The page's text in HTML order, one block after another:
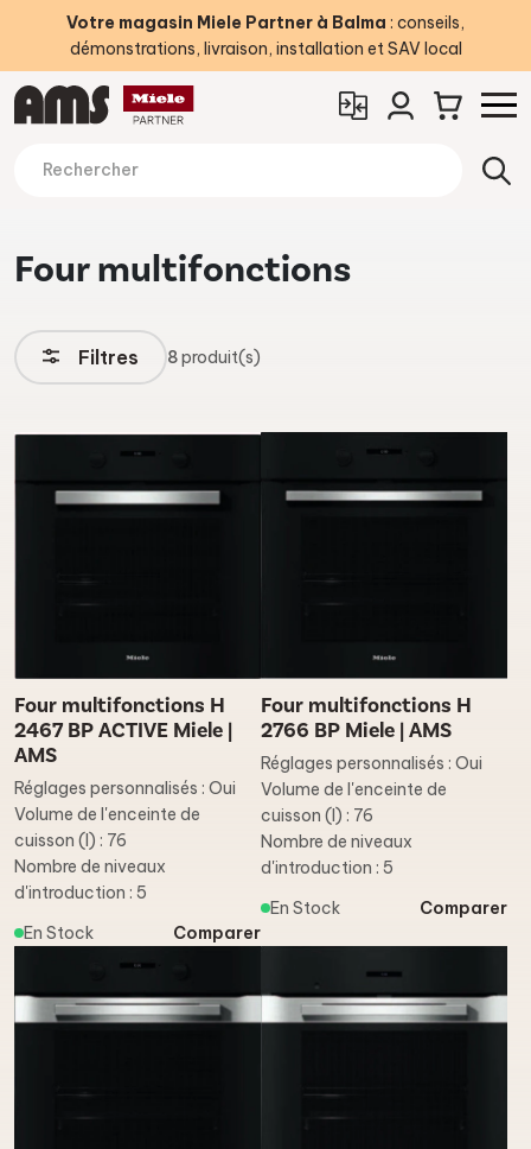
Votre magasin Miele Partner à Balma : conseils,
démonstrations, livraison, installation et SAV local
Four multifonctions
Filtres 8produit(s)
Four multifonctions H
2467 BP ACTIVE Miele |
AMS
Réglages personnalisés : Oui
Volume de l'enceinte de
cuisson (l) : 76
Nombre de niveaux
d'introduction : 5
En Stock
Comparer
Four multifonctions H
2766 BP Miele | AMS
Réglages personnalisés : Oui
Volume de l'enceinte de
cuisson (l) : 76
Nombre de niveaux
d'introduction : 5
En Stock
Comparer